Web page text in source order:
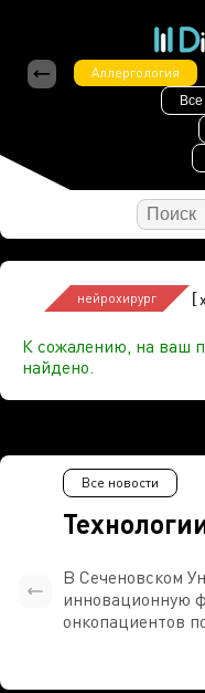
Аллергология
нейрохирург [x
К сожалению, на ваш
найдено.
Все новости
В Сеченовском
инновационную
онкопациентов